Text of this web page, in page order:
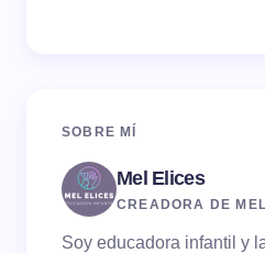
SOBRE MÍ
Mel Elices
CREADORA DE
Soy educadora infantil y